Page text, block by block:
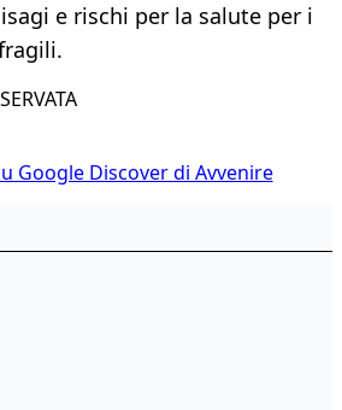
e rischi per la salute per i
Google Discover di Avvenire